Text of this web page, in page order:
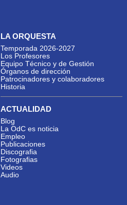
LA ORQUESTA
Temporada 2026-2027
Los Profesores
Equipo Técnico y de Gestión
Órganos de dirección
Patrocinadores y colaboradores
Historia
ACTUALIDAD
Blog
La OdC es noticia
Empleo
Publicaciones
Discografia
Fotografias
Videos
Audio